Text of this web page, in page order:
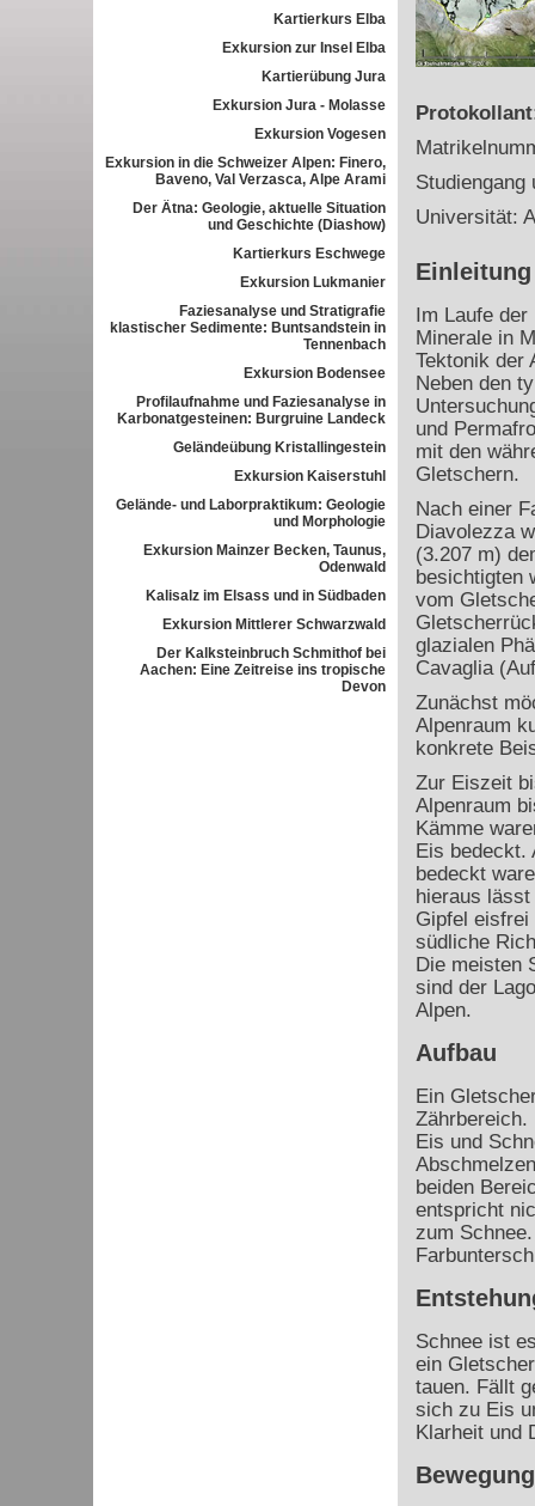
Kartierkurs Elba
Exkursion zur Insel Elba
Kartierübung Jura
Exkursion Jura - Molasse
Exkursion Vogesen
Exkursion in die Schweizer Alpen: Finero,
Baveno, Val Verzasca, Alpe Arami
Der Ätna: Geologie, aktuelle Situation
und Geschichte (Diashow)
Kartierkurs Eschwege
Exkursion Lukmanier
Faziesanalyse und Stratigrafie
klastischer Sedimente: Buntsandstein in
Tennenbach
Exkursion Bodensee
Profilaufnahme und Faziesanalyse in
Karbonatgesteinen: Burgruine Landeck
Geländeübung Kristallingestein
Exkursion Kaiserstuhl
Gelände- und Laborpraktikum: Geologie
und Morphologie
Exkursion Mainzer Becken, Taunus,
Odenwald
Kalisalz im Elsass und in Südbaden
Exkursion Mittlerer Schwarzwald
Der Kalksteinbruch Schmithof bei
Aachen: Eine Zeitreise ins tropische
Devon
Universität:
Einleitung
Im Laufe
Minerale in
Tektonik der
Neben den
und
mit den
Gletschern.
Nach einer
Diavolezza
(3.207 m)
besichtigten
vom
glazialen
Cavaglia
Zunächst
Alpenraum
konkrete
Zur Eiszeit
Alpenraum
Kämme
Eis bedeckt.
bedeckt
hieraus
Gipfel eisfrei
südliche
Die meisten
sind der
Alpen.
Aufbau
Ein
Zährbereich.
Eis und
beiden
entspricht
zum
Schnee ist
ein
tauen. Fällt
sich zu Eis
Klarheit und
Bewegung